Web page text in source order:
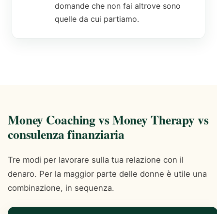
domande che non fai altrove sono
quelle da cui partiamo.
Money Coaching vs Money Therapy vs
consulenza finanziaria
Tre modi per lavorare sulla tua relazione con il
denaro. Per la maggior parte delle donne è utile una
combinazione, in sequenza.